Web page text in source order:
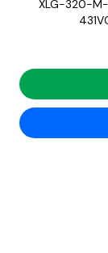
XLG-320-M-